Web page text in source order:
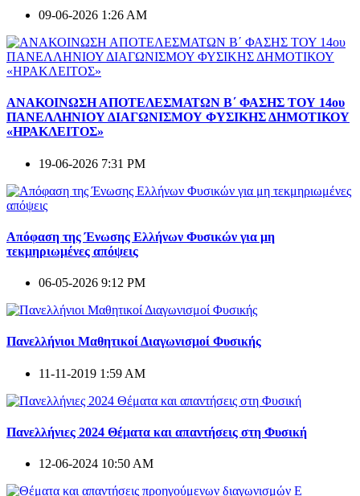
09-06-2026 1:26 AM
ΑΝΑΚΟΙΝΩΣΗ ΑΠΟΤΕΛΕΣΜΑΤΩΝ Β΄ ΦΑΣΗΣ ΤΟΥ 14ου
ΠΑΝΕΛΛΗΝΙΟΥ ΔΙΑΓΩΝΙΣΜΟΥ ΦΥΣΙΚΗΣ ΔΗΜΟΤΙΚΟΥ
«ΗΡΑΚΛΕΙΤΟΣ»
19-06-2026 7:31 PM
Απόφαση της Ένωσης Ελλήνων Φυσικών για μη
τεκμηριωμένες απόψεις
06-05-2026 9:12 PM
Πανελλήνιοι Μαθητικοί Διαγωνισμοί Φυσικής
11-11-2019 1:59 AM
Πανελλήνιες 2024 Θέματα και απαντήσεις στη Φυσική
12-06-2024 10:50 AM